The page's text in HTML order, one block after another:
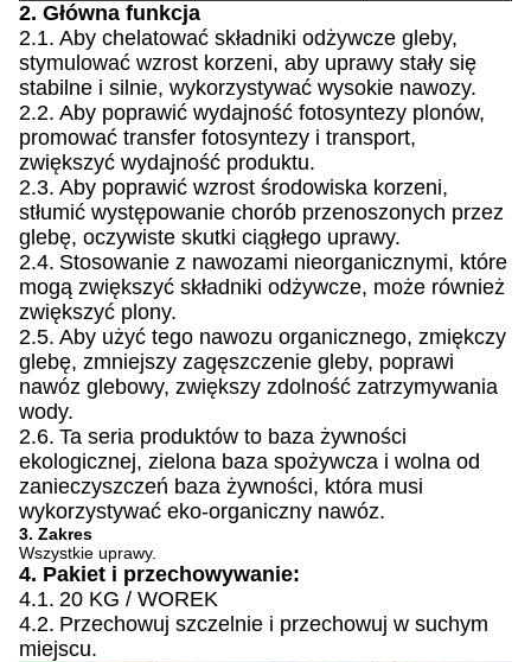
2. Główna funkcja
2.1. Aby chelatować składniki odżywcze gleby,
stymulować wzrost korzeni, aby uprawy stały się
stabilne i silnie, wykorzystywać wysokie nawozy.
2.2. Aby poprawić wydajność fotosyntezy plonów,
promować transfer fotosyntezy i transport,
zwiększyć wydajność produktu.
2.3. Aby poprawić wzrost środowiska korzeni,
stłumić występowanie chorób przenoszonych przez
glebę, oczywiste skutki ciągłego uprawy.
2.4. Stosowanie z nawozami nieorganicznymi, które
mogą zwiększyć składniki odżywcze, może również
zwiększyć plony.
2.5. Aby użyć tego nawozu organicznego, zmiękczy
glebę, zmniejszy zagęszczenie gleby, poprawi
nawóz glebowy, zwiększy zdolność zatrzymywania
wody.
2.6. Ta seria produktów to baza żywności
ekologicznej, zielona baza spożywcza i wolna od
zanieczyszczeń baza żywności, która musi
wykorzystywać eko-organiczny nawóz.
3. Zakres
Wszystkie uprawy.
4. Pakiet i przechowywanie:
4.1. 20 KG / WOREK
4.2. Przechowuj szczelnie i przechowuj w suchym
miejscu.